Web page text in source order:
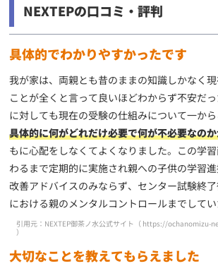
NEXTEPの口コミ・評判
具体的でわかりやすかったです
我が家は、両親とも昔のままの知識しかなく
ことが全くと言って良いほどわからず不安だ
に対しても現在の受験の仕組みについて一から
具体的に何がどれだけ必要で何が不必要なの
もに心配をしなくてよくなりました。この学
わるまで定期的に実施され親への子供の学習
改善アドバイスのみならず、センター試験終
における親のメンタルコントロールまでしてい
引用元：NEXTEP御茶ノ水公式サイト（ https://ochanomizu-
）
大切なことを教えてもらえました